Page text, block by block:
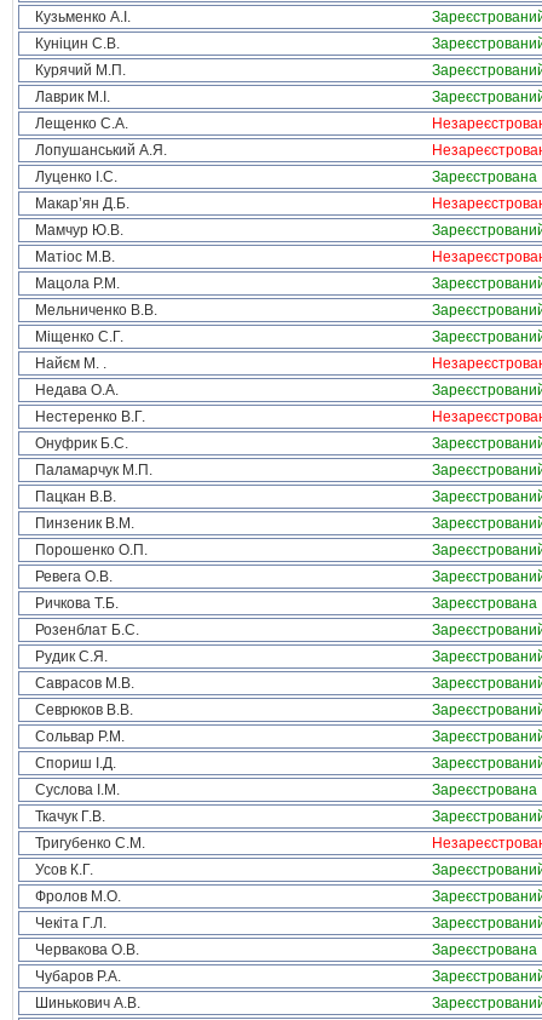
Кузьменко А.І.
Куніцин С.В.
Курячий М.П.
Лаврик М.І.
Лещенко С.А.
Лопушанський А.Я.
Луценко І.С.
Зареєстрована
Макар’ян Д.Б.
Мамчур Ю.В.
Матіос М.В.
Мацола Р.М.
Мельниченко В.В.
Міщенко С.Г.
Найєм М. .
Недава О.А.
Нестеренко В.Г.
Онуфрик Б.С.
Паламарчук М.П.
Пацкан В.В.
Пинзеник В.М.
Порошенко О.П.
Ревега О.В.
Ричкова Т.Б.
Зареєстрована
Розенблат Б.С.
Рудик С.Я.
Саврасов М.В.
Севрюков В.В.
Сольвар Р.М.
Спориш І.Д.
Суслова І.М.
Зареєстрована
Ткачук Г.В.
Тригубенко С.М.
Усов К.Г.
Фролов М.О.
Чекіта Г.Л.
Червакова О.В.
Зареєстрована
Чубаров Р.А.
Шинькович А.В.